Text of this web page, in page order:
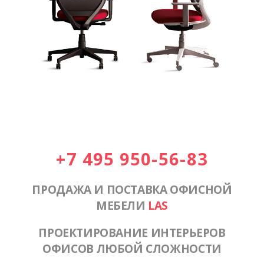
+7 495 950-56-83
ПРОДАЖА И ПОСТАВКА ОФИСНОЙ
МЕБЕЛИ LAS
ПРОЕКТИРОВАНИЕ ИНТЕРЬЕРОВ
ОФИСОВ ЛЮБОЙ СЛОЖНОСТИ